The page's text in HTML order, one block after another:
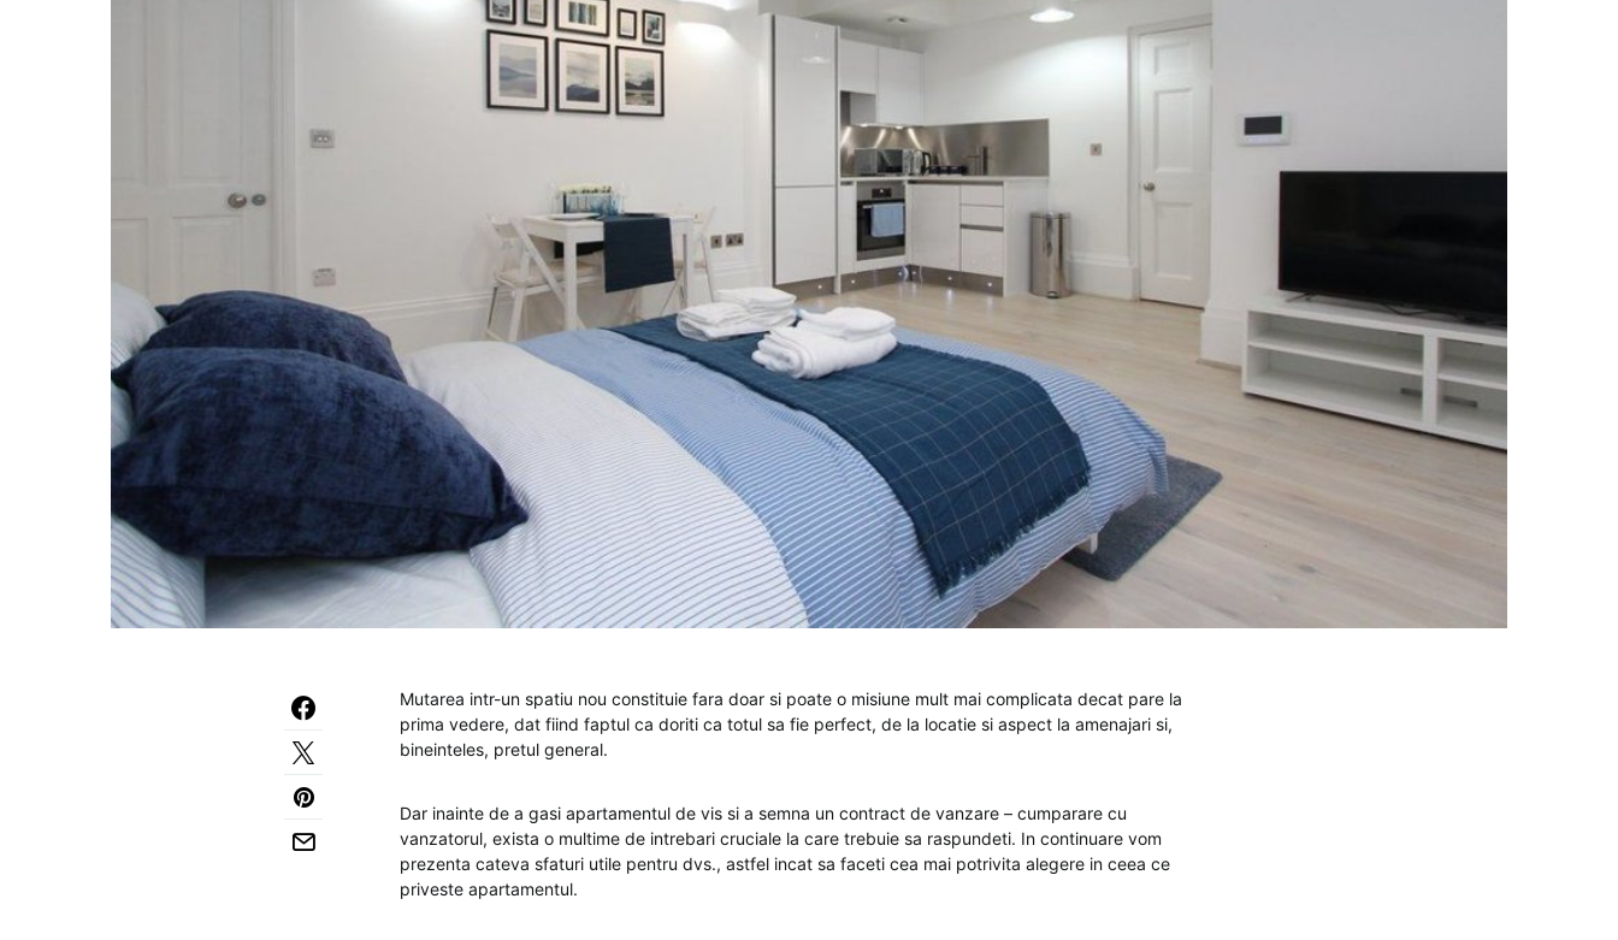
Mutarea intr-un spatiu nou constituie fara doar si poate o misiune mult mai complicata decat pare la
prima vedere, dat fiind faptul ca doriti ca totul sa fie perfect, de la locatie si aspect la amenajari si,
bineinteles, pretul general.
Dar inainte de a gasi apartamentul de vis si a semna un contract de vanzare – cumparare cu
vanzatorul, exista o multime de intrebari cruciale la care trebuie sa raspundeti. In continuare vom
prezenta cateva sfaturi utile pentru dvs., astfel incat sa faceti cea mai potrivita alegere in ceea ce
priveste apartamentul.